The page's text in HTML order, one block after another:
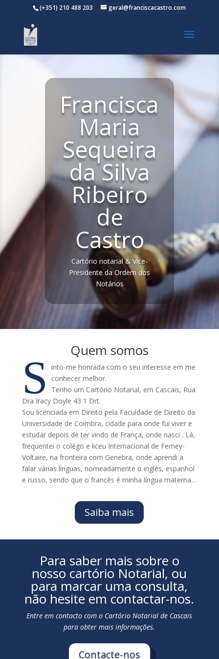
(+351) 210 488 203 geral@franciscacastro.com
Francisca
Maria
Sequeira
da Silva
Ribeiro
de
Castro
Cartório notarial & Vice-
Presidente da Ordem dos
Notários
Quem somos
S
into-me honrada com o seu interesse em me
conhecer melhor.
Tenho um Cartório Notarial, em Cascais, Rua
Dra Iracy Doyle 43 1 Drt.
Sou licenciada em Direito pela Faculdade de Direito da
Universidade de Coimbra, cidade para onde fui viver e
estudar depois de ter vindo de França, onde nasci . Lá,
frequentei o colégo e liceu Internacional de Ferney-
Voltaire, na fronteira com Genebra, onde aprendi a
falar várias línguas, nomeadamente o inglês, espanhol
e russo, sendo que o francês é minha língua materna…
Saiba mais
Para saber mais sobre o
nosso cartório Notarial, ou
para marcar uma consulta,
não hesite em contactar-nos.
Entre em contacto com o Cartório Notarial de Cascais
para obter mais informações.
Contacte-nos